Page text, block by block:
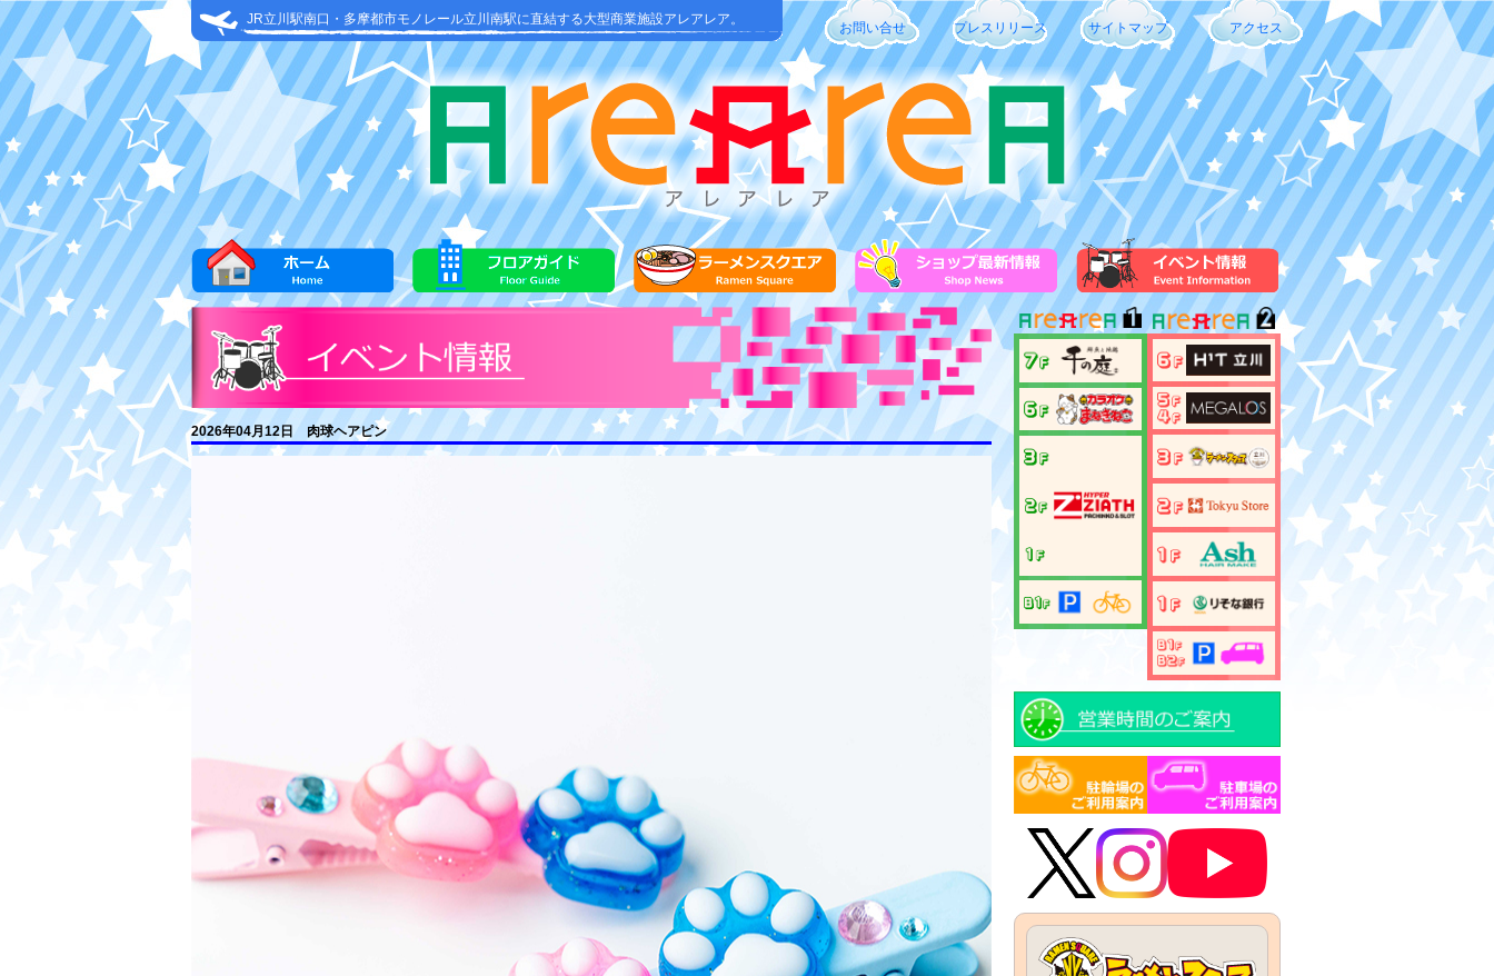
JR立川駅南口・多摩都市モノレール立川南駅に直結する大型商業施設アレアレア。
アクセス
サイトマップ
プレスリリース
お問い合せ
2026年04月12日 肉球ヘアピン